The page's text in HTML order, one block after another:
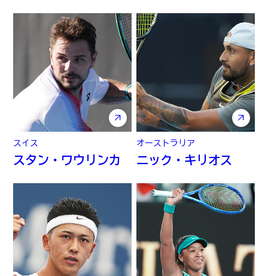
スイス
スタン・ワウリンカ
オーストラリア
ニック・キリオス